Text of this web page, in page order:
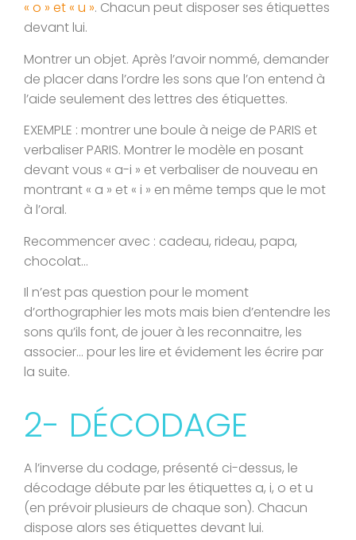
« o » et « u ». Chacun peut disposer ses étiquettes
devant lui.
Montrer un objet. Après l’avoir nommé, demander
de placer dans l’ordre les sons que l’on entend à
l’aide seulement des lettres des étiquettes.
EXEMPLE : montrer une boule à neige de PARIS et
verbaliser PARIS. Montrer le modèle en posant
devant vous « a-i » et verbaliser de nouveau en
montrant « a » et « i » en même temps que le mot
à l’oral.
Recommencer avec : cadeau, rideau, papa,
chocolat…
Il n’est pas question pour le moment
d’orthographier les mots mais bien d’entendre les
sons qu’ils font, de jouer à les reconnaitre, les
associer… pour les lire et évidement les écrire par
la suite.
2- DÉCODAGE
A l’inverse du codage, présenté ci-dessus, le
décodage débute par les étiquettes a, i, o et u
(en prévoir plusieurs de chaque son). Chacun
dispose alors ses étiquettes devant lui.